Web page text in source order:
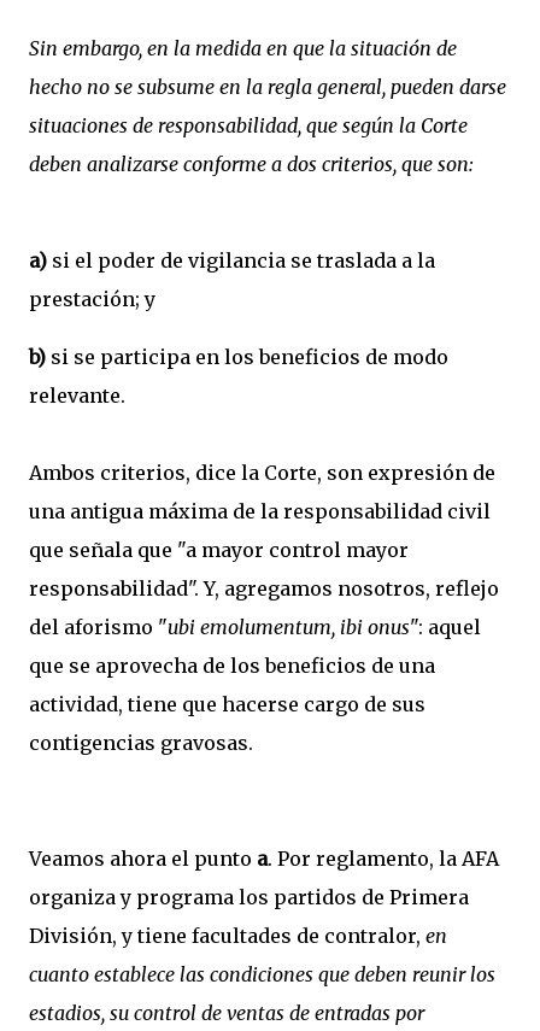
Sin embargo, en la medida en que la situación de
hecho no se subsume en la regla general, pueden darse
situaciones de responsabilidad, que según la Corte
deben analizarse conforme a dos criterios, que son:
a) si el poder de vigilancia se traslada a la
prestación; y
b) si se participa en los beneficios de modo
relevante.
Ambos criterios, dice la Corte, son expresión de
una antigua máxima de la responsabilidad civil
que señala que "a mayor control mayor
responsabilidad". Y, agregamos nosotros, reflejo
del aforismo "ubi emolumentum, ibi onus": aquel
que se aprovecha de los beneficios de una
actividad, tiene que hacerse cargo de sus
contigencias gravosas.
Veamos ahora el punto a. Por reglamento, la AFA
organiza y programa los partidos de Primera
División, y tiene facultades de contralor, en
cuanto establece las condiciones que deben reunir los
estadios, su control de ventas de entradas por